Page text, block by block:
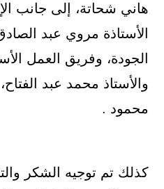
هاني شحاتة، إلى جانب
الأستاذة مروي عبد
الجودة، وفريق العمل
والأستاذ محمد عبد
محمود .
كذلك تم توجيه الشكر